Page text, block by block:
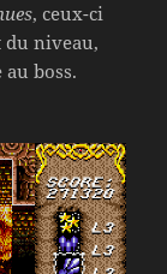
, ceux-ci
niveau,
boss.